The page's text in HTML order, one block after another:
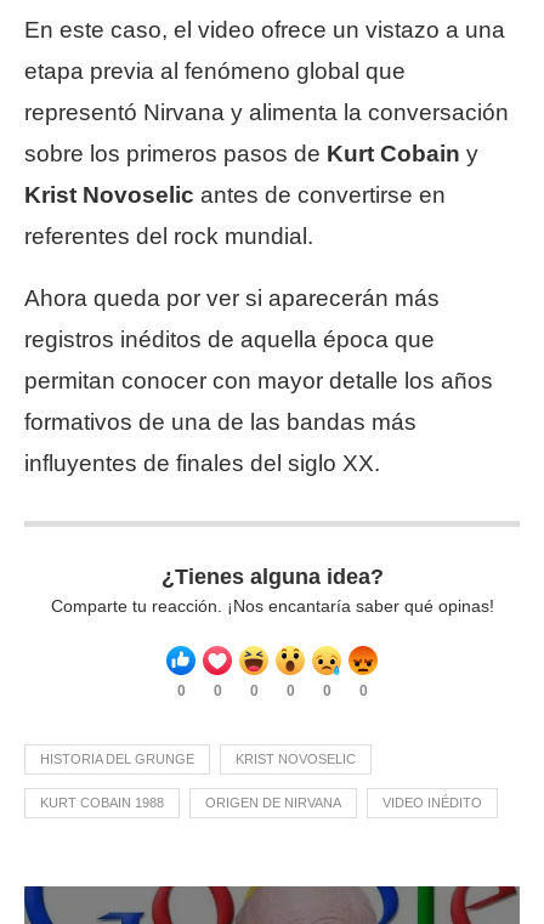
En este caso, el video ofrece un vistazo a una
etapa previa al fenómeno global que
representó Nirvana y alimenta la conversación
sobre los primeros pasos de Kurt Cobain y
Krist Novoselic antes de convertirse en
referentes del rock mundial.
Ahora queda por ver si aparecerán más
registros inéditos de aquella época que
permitan conocer con mayor detalle los años
formativos de una de las bandas más
influyentes de finales del siglo XX.
¿Tienes alguna idea?
Comparte tu reacción. ¡Nos encantaría saber qué opinas!
0 0 0 0 0 0
HISTORIA DEL GRUNGE KRIST NOVOSELIC
KURT COBAIN 1988 ORIGEN DE NIRVANA VIDEO INÉDITO